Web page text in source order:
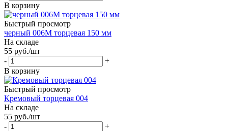
В корзину
Быстрый просмотр
черный 006М торцевая 150 мм
На складе
55 руб./шт
-
+
В корзину
Быстрый просмотр
Кремовый торцевая 004
На складе
55 руб./шт
-
+